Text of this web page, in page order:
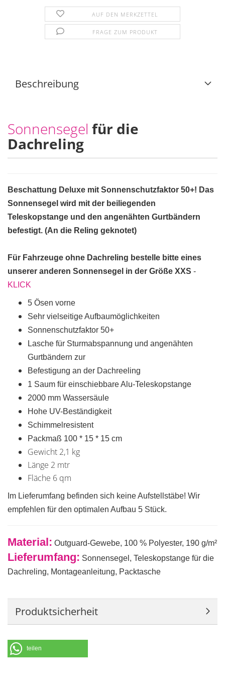
AUF DEN MERKZETTEL
FRAGE ZUM PRODUKT
Beschreibung
Sonnensegel für die
Dachreling
Beschattung Deluxe mit Sonnenschutzfaktor 50+! Das
Sonnensegel wird mit der beiliegenden
Teleskopstange und den angenähten Gurtbändern
befestigt. (An die Reling geknotet)
Für Fahrzeuge ohne Dachreling bestelle bitte eines
unserer anderen Sonnensegel in der Größe XXS -
KLICK
5 Ösen vorne
Sehr vielseitige Aufbaumöglichkeiten
Sonnenschutzfaktor 50+
Lasche für Sturmabspannung und angenähten
Gurtbändern zur
Befestigung an der Dachreeling
1 Saum für einschiebbare Alu-Teleskopstange
2000 mm Wassersäule
Hohe UV-Beständigkeit
Schimmelresistent
Packmaß 100 * 15 * 15 cm
Gewicht 2,1 kg
Länge 2 mtr
Fläche 6 qm
Im Lieferumfang befinden sich keine Aufstellstäbe! Wir
empfehlen für den optimalen Aufbau 5 Stück.
Material: Outguard-Gewebe, 100 % Polyester, 190 g/m²
Lieferumfang: Sonnensegel, Teleskopstange für die
Dachreling, Montageanleitung, Packtasche
Produktsicherheit
teilen